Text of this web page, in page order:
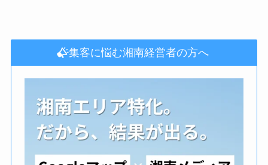
集客に悩む湘南経営者の方へ